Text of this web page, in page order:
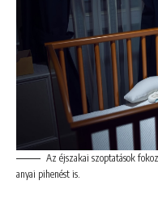
Az éjszakai szoptatások
anyai pihenést is.